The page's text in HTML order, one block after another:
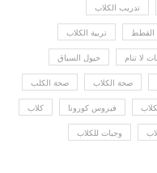
تدريب الكلاب
القطط تربية الكلاب
لا تنام خيول السباق
صحة الكلاب صحة الكلب
فيروس كورونا كلاب
وجبات للكلاب